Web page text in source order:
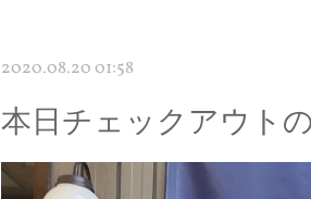
2020.08.20 01:58
本日チェックアウト